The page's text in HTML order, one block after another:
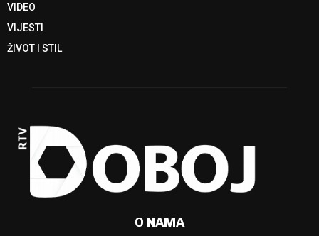
VIDEO
VIJESTI
ŽIVOT I STIL
O NAMA